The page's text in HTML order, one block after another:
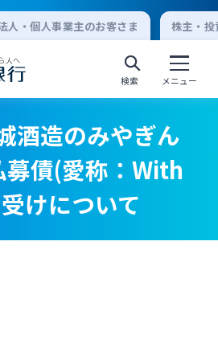
人・個人事業主のお客さま 株主・
検索 メニュー
ターネットバンキング
ログオン
酒造のみやぎん
募債(愛称：With
けについて